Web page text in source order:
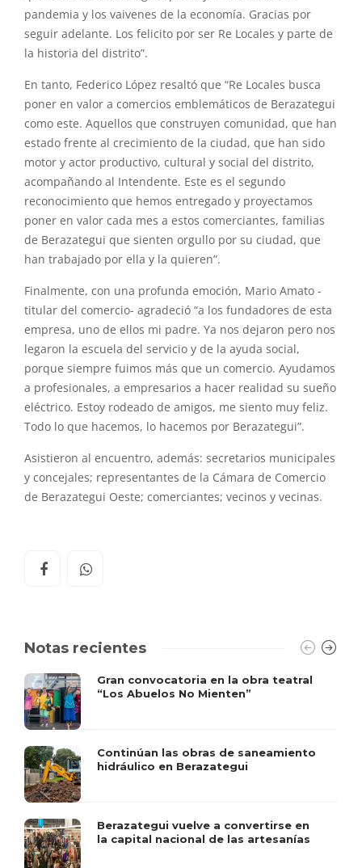
pandemia y los vaivenes de la economía. Gracias por
seguir adelante. Los felicito por ser Re Locales y parte de
la historia del distrito”.
En tanto, Federico López resaltó que “Re Locales busca
poner en valor a comercios emblemáticos de Berazategui
como este. Aquellos que construyen comunidad, que han
estado frente al crecimiento de la ciudad, que han sido
motor y actor productivo, cultural y social del distrito,
acompañando al Intendente. Este es el segundo
reconocimiento que hemos entregado y proyectamos
poner en valor cada mes a estos comerciantes, familias
de Berazategui que sienten orgullo por su ciudad, que
han trabajado por ella y la quieren”.
Finalmente, con una profunda emoción, Mario Amato -
titular del comercio- agradeció “a los fundadores de esta
empresa, uno de ellos mi padre. Ya nos dejaron pero nos
legaron la escuela del servicio y de la ayuda social,
porque siempre fuimos más que un comercio. Ayudamos
a profesionales, a empresarios a hacer realidad su sueño
eléctrico. Estoy rodeado de amigos, me siento muy feliz.
Todo lo que hacemos, lo hacemos por Berazategui”.
Asistieron al encuentro, además: secretarios municipales
y concejales; representantes de la Cámara de Comercio
de Berazategui Oeste; comerciantes; vecinos y vecinas.
Notas recientes
Gran convocatoria en la obra teatral
“Los Abuelos No Mienten”
Continúan las obras de saneamiento
hidráulico en Berazategui
Berazategui vuelve a convertirse en
la capital nacional de las artesanías